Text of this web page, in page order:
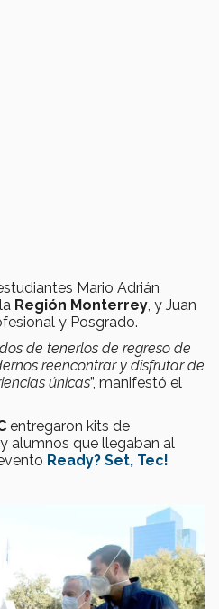
Mario Adrián
Región Monterrey , y Juan
y Posgrado.
de tenerlos de regreso de
reencontrar y disfrutar de
únicas”, manifestó el
entregaron kits de
alumnos que llegaban al
Ready? Set, Tec!